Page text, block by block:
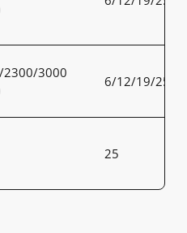
3000
6/12/19/25
25